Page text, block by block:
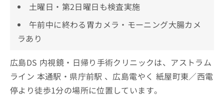
土曜日・第2日曜日も検査実施
午前中に終わる胃カメラ・モーニング大腸カメ
ラあり
広島DS 内視鏡・日帰り手術クリニックは、アストラム
ライン 本通駅・県庁前駅 、広島電やく 紙屋町東／西電
停より徒歩1分の場所に位置しています。